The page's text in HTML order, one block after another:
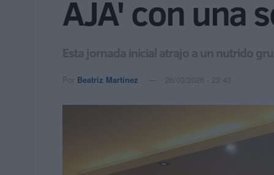
AJA' con una
Esta jornada inicial atrajo a un nutrido
Por Beatriz Martínez 26/03/2026 - 22:43